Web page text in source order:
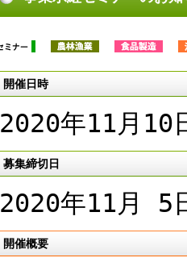
開催日時
2020年11月
募集締切日
2020年11月 5
開催概要